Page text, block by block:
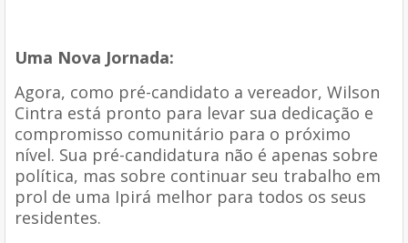
Uma Nova Jornada:
Agora, como pré-candidato a vereador, Wilson
Cintra está pronto para levar sua dedicação e
compromisso comunitário para o próximo
nível. Sua pré-candidatura não é apenas sobre
política, mas sobre continuar seu trabalho em
prol de uma Ipirá melhor para todos os seus
residentes.